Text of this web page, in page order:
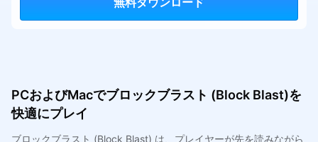
無料ダウンロード
PCおよびMacでブロックブラスト (Block Blast)を
快適にプレイ
ブロックブラスト (Block Blast) は、プレイヤーが先を読みながら